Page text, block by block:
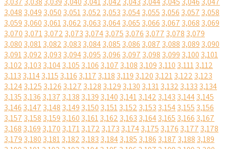
3,048 3,049 3,050 3,0513,052 3,053 3,0543,055 3,056 3,057 3,058
3,059 3,060 3,0613,062 3,063 3,0643,065 3,066 3,067 3,068 3,069
3,070 3,0713,072 3,073 3,0743,075 3,076 3,077 3,078 3,079
3,080 3,0813,082 3,083 3,0843,085 3,086 3,087 3,088 3,089 3,090
3,0913,092 3,093 3,0943,095 3,096 3,097 3,098 3,099 3,100 3,101
3,102 3,103 3,1043,105 3,106 3,107 3,108 3,109 3,110 3,1113,112
3,113 3,1143,115 3,116 3,117 3,118 3,119 3,120 3,1213,122 3,123
3,1243,125 3,126 3,127 3,128 3,129 3,130 3,1313,132 3,133 3,134
3,135 3,136 3,137 3,138 3,139 3,140 3,1413,142 3,143 3,1443,145
3,146 3,147 3,148 3,149 3,150 3,1513,152 3,153 3,1543,155 3,156
3,157 3,158 3,159 3,160 3,1613,162 3,163 3,1643,165 3,166 3,167
3,168 3,169 3,170 3,1713,172 3,173 3,1743,175 3,176 3,177 3,178
3,179 3,180 3,1813,182 3,183 3,1843,185 3,186 3,187 3,188 3,189